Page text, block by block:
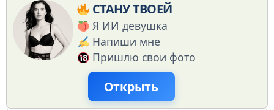
СТАНУ ТВОЕЙ
Я ИИ девушка
Напиши мне
Пришлю свои фото
Открыть